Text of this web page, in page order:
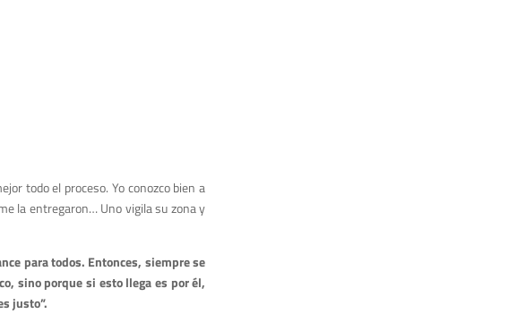
todo el proceso. Yo conozco bien a
la entregaron… Uno vigila su zona y
para todos. Entonces, siempre se
sino porque si esto llega es por él,
justo”.